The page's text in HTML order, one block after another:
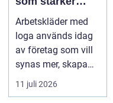
varumärket
varje dag
Arbetskläder med
loga används idag
av företag som vill
synas mer, skapa
stolthet inte...
11 juli 2026